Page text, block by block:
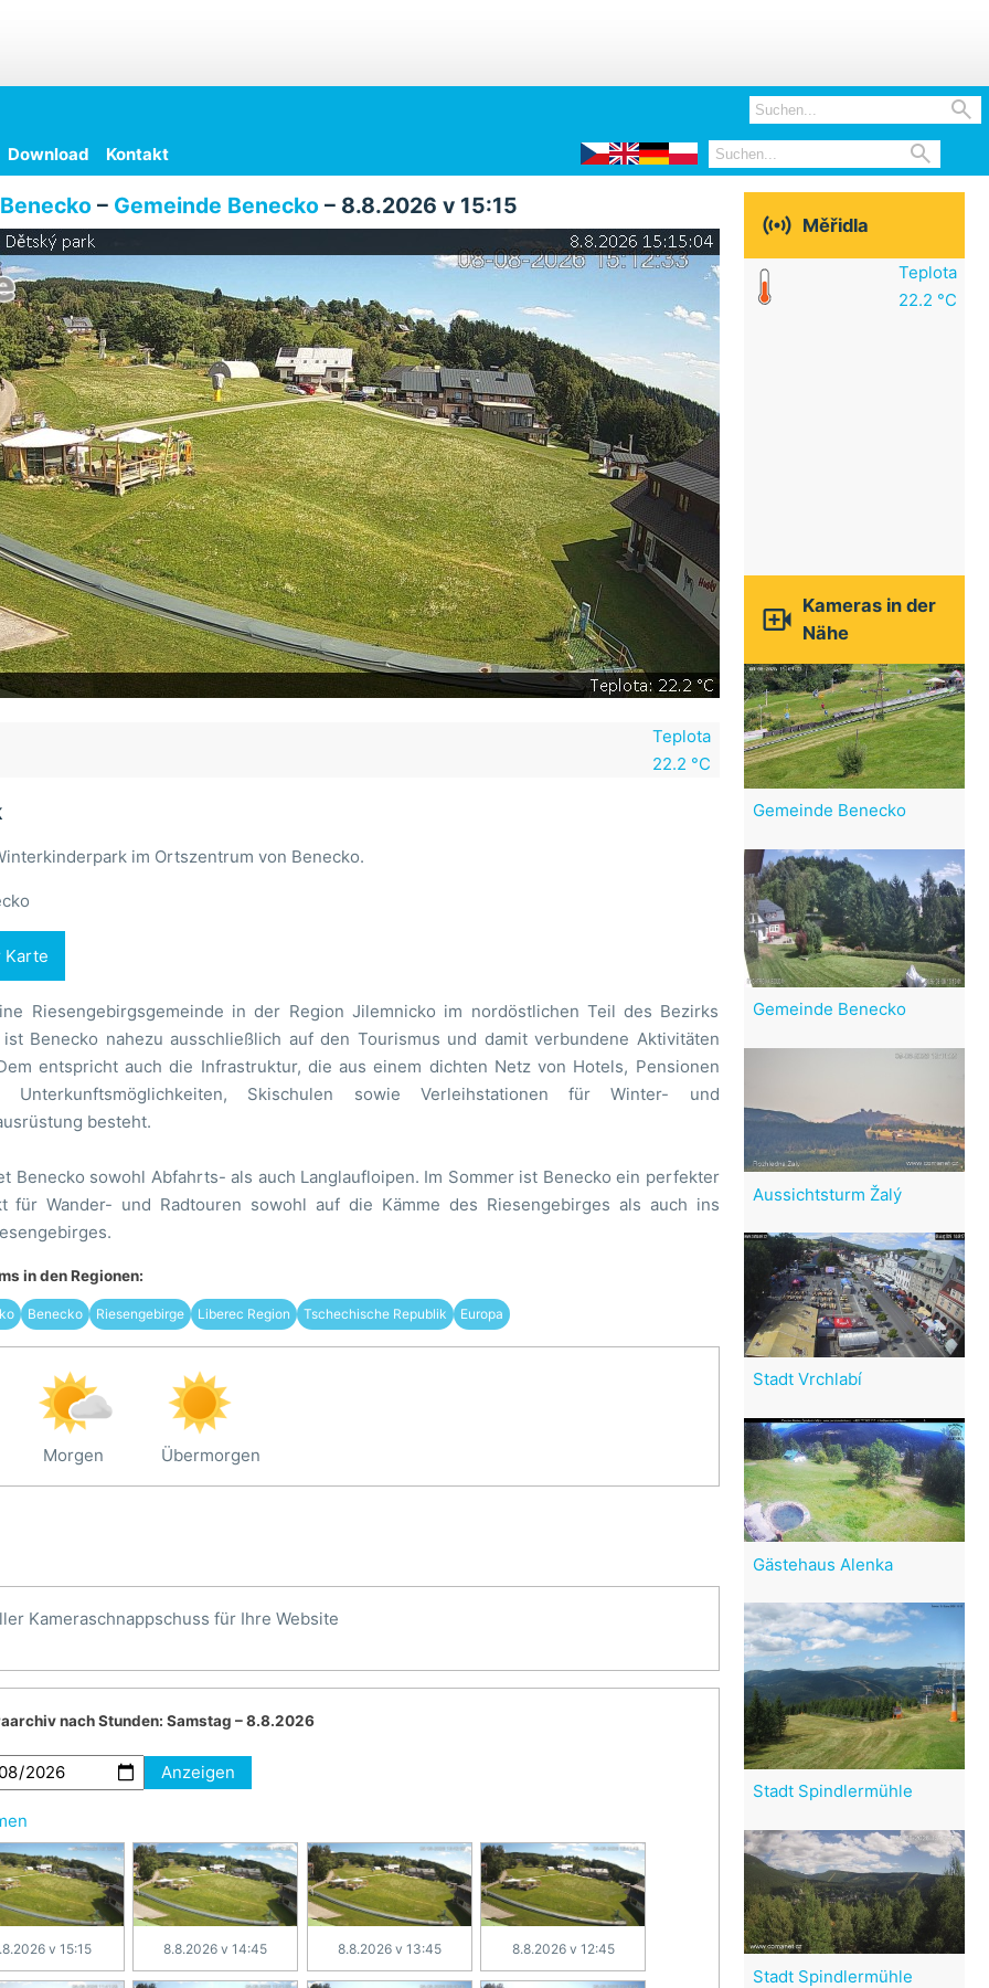

Download Kontakt 
Benecko– Gemeinde Benecko– 8.8.2026 v 15:15
Teplota
22.2 °C
im Ortszentrum von Benecko.
Karte
Riesengebirgsgemeinde in der Region Jilemnicko im nordöstlichen Teil des Bezirks
ist Benecko nahezu ausschließlich auf den Tourismus und damit verbundene Aktivitäten
entspricht auch die Infrastruktur, die aus einem dichten Netz von Hotels, Pensionen
Unterkunftsmöglichkeiten, Skischulen sowie Verleihstationen für Winter- und
besteht.
Benecko sowohl Abfahrts- als auch Langlaufloipen. Im Sommer ist Benecko ein perfekter
für Wander- und Radtouren sowohl auf die Kämme des Riesengebirges als auch ins
in den Regionen:
Benecko Riesengebirge Liberec Region Tschechische Republik Europa
Morgen Übermorgen
Kameraschnappschuss für Ihre Website
nach Stunden: Samstag – 8.8.2026
Anzeigen
v 15:15 8.8.2026 v 14:45 8.8.2026 v 13:45 8.8.2026 v 12:45
 Měřidla
Teplota
22.2 °C
 Kameras in der
Nähe
Gemeinde Benecko
Gemeinde Benecko
Aussichtsturm Žalý
Stadt Vrchlabí
Gästehaus Alenka
Stadt Spindlermühle
Stadt Spindlermühle